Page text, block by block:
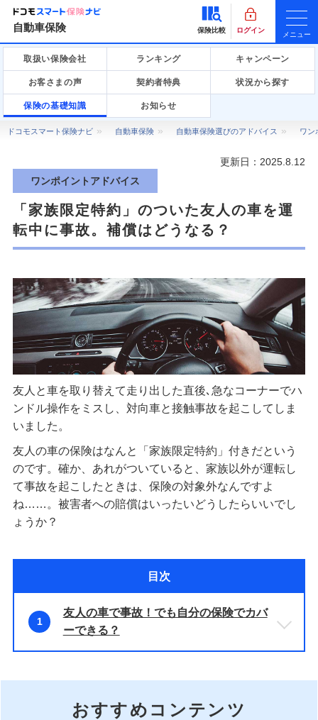
自動車保険 保険比較 ログイン
メニュー
取扱い保険会社 ランキング キャンペーン
お客さまの声 契約者特典 状況から探す
保険の基礎知識 お知らせ
ドコモスマート保険ナビ 自動車保険 自動車保険選びのアドバイス ワン
更新日：2025.8.12
ワンポイントアドバイス
「家族限定特約」のついた友人の車を運
転中に事故。補償はどうなる？
友人と車を取り替えて走り出した直後､急なコーナーでハ
ンドル操作をミスし、対向車と接触事故を起こしてしま
いました。
友人の車の保険はなんと「家族限定特約」付きだという
のです。確か、あれがついていると、家族以外が運転し
て事故を起こしたときは、保険の対象外なんですよ
ね……。被害者への賠償はいったいどうしたらいいでし
ょうか？
目次
1
友人の車で事故！でも自分の保険でカバ
ーできる？
おすすめコンテンツ